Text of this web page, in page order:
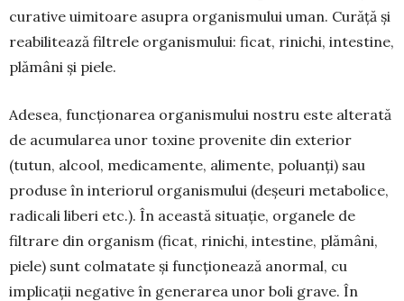
curative uimitoare asupra organismului uman. Curăță și
reabilitează filtrele organismului: ficat, rinichi, intestine,
plămâni și piele.
Adesea, funcționarea organismului nostru este alterată
de acumularea unor toxine provenite din exterior
(tutun, alcool, medicamente, alimente, poluanți) sau
produse în interiorul organismului (deșeuri metabolice,
radicali liberi etc.). În aceas­tă situație, organele de
filtrare din organism (ficat, rinichi, intestine, plămâni,
piele) sunt colmatate și funcționează anormal, cu
implicații negative în generarea unor boli grave. În